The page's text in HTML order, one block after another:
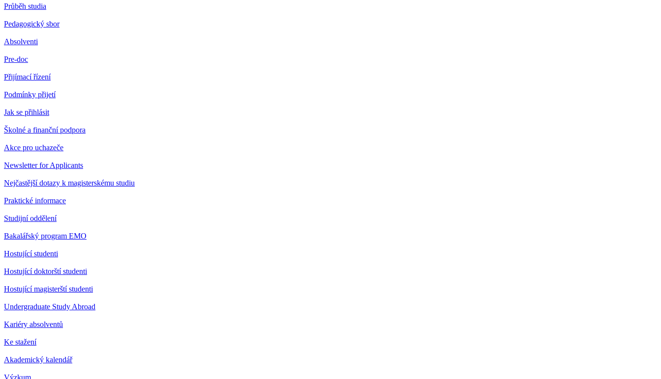
Průběh studia
Pedagogický sbor
Absolventi
Pre-doc
Přijímací řízení
Podmínky přijetí
Jak se přihlásit
Školné a finanční podpora
Akce pro uchazeče
Newsletter for Applicants
Nejčastější dotazy k magisterskému studiu
Praktické informace
Studijní oddělení
Bakalářský program EMO
Hostující studenti
Hostující doktorští studenti
Hostující magisterští studenti
Undergraduate Study Abroad
Kariéry absolventů
Ke stažení
Akademický kalendář
Výzkum